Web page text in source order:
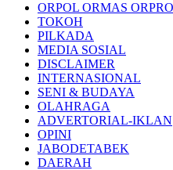
ORPOL ORMAS
TOKOH
PILKADA
MEDIA SOSIAL
DISCLAIMER
INTERNASIONAL
SENI & BUDAYA
OLAHRAGA
ADVERTORIAL-IKLAN
OPINI
JABODETABEK
DAERAH